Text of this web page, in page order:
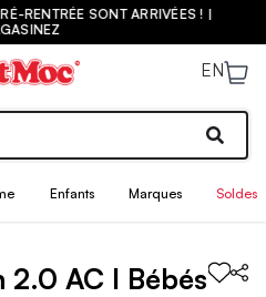
RENTRÉE SONT ARRIVÉES ! |
EN
Enfants Marques Soldes
2.0 AC I Bébés